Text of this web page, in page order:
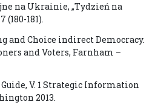
na Ukrainie, „Tydzień na
(180-181).
and Choice indirect Democracy.
and Voters, Farnham –
V. 1 Strategic Information
2013.